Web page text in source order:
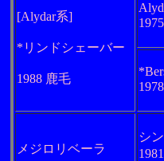
[Alydar系]
*リンドシェーバー
1988 鹿毛
メジロリベーラ
シ